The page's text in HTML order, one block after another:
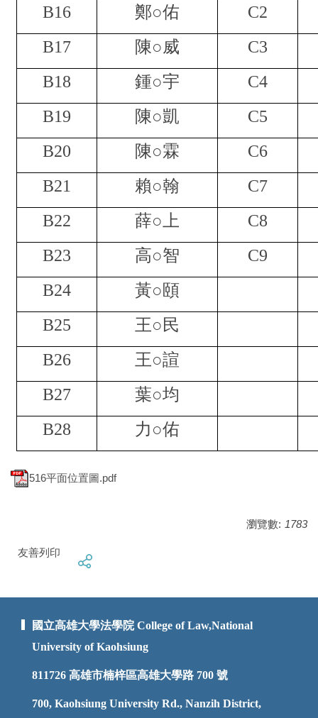
B16
鄭○佑
C2
B17
陳○威
C3
B18
鍾○宇
C4
B19
陳○凱
C5
B20
陳○霖
C6
B21
賴○翰
C7
B22
薛○上
C8
B23
高○智
C9
B24
黃○頤
B25
王○民
B26
王○諠
B27
葉○均
B28
力○佑
516平面位置圖.pdf
瀏覽數: 1783
友善列印
國立高雄大學法學院 College of Law,National
University of Kaohsiung
811726 高雄市楠梓區高雄大學路 700 號
700, Kaohsiung University Rd., Nanzih District,